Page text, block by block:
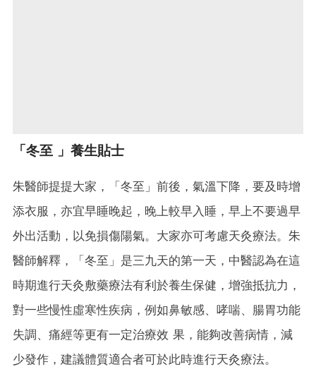
「冬至 」養生貼士
朱醫師提提大家，「冬至」前後，氣溫下降，要及時增
添衣服，亦宜早睡晚起，晚上較早入睡，早上不要過早
外出活動，以免損傷陽氣。大家亦可考慮天灸療法。朱
醫師解釋，「冬至」是三九天的第一天，中醫認為在這
時期進行天灸敷藥療法有利於養生保健，增強抵抗力，
對一些慢性虛寒性疾病，例如鼻敏感、哮喘、腸胃功能
失調、痛經等更有一定治療效 果，能夠改善病情，減
少發作，建議體質適合者可於此時進行天灸療法。